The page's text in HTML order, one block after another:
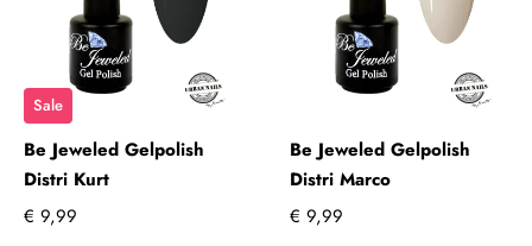
Sale
Be Jeweled Gelpolish
Distri Kurt
€ 9,99
Be Jeweled Gelpolish
Distri Marco
€ 9,99